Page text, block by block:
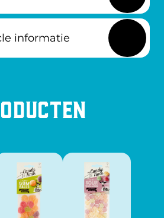
informatie